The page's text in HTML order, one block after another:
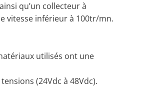
qu’un collecteur à
vitesse inférieur à 100tr/mn.
utilisés ont une
(24Vdc à 48Vdc).